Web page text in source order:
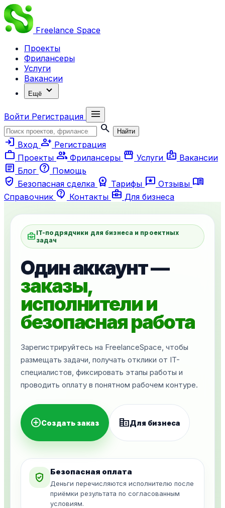
Freelance Space
Проекты
Фрилансеры
Услуги
Вакансии
Ещё expand_more
Войти Регистрация
menu
search
Найти
login Вход person_add Регистрация
work Проекты group Фрилансеры storefront Услуги badge Вакансии
article Блог help Помощь
verified_user Безопасная сделка workspace_premium Тарифы reviews Отзывы menu_book
Справочник contact_support Контакты business_center Для бизнеса
business_center IT-подрядчики для бизнеса и проектных
задач
Один аккаунт —
заказы,
исполнители и
безопасная работа
Зарегистрируйтесь на FreelanceSpace, чтобы
размещать задачи, получать отклики от IT-
специалистов, фиксировать этапы работы и
проводить оплату в понятном рабочем контуре.
add_circleСоздать заказ corporate_fareДля бизнеса
verified_user Безопасная оплата
Деньги перечисляются исполнителю после
приёмки результата по согласованным
условиям.